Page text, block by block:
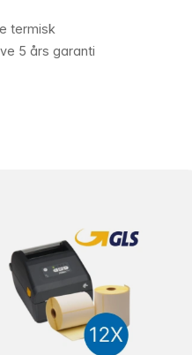
termisk
5 års garanti